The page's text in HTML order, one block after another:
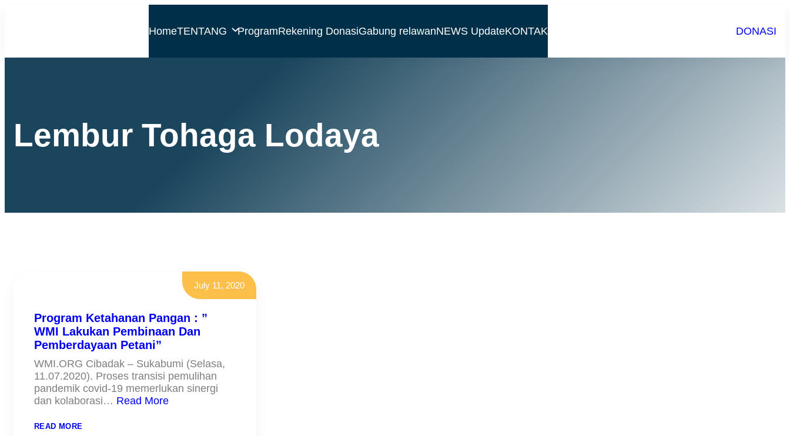
HomeTENTANG ProgramRekening DonasiGabung relawanNEWS UpdateKONTAK DONASI
Lembur Tohaga Lodaya
July 11, 2020
Program Ketahanan Pangan : ”
WMI Lakukan Pembinaan Dan
Pemberdayaan Petani”
WMI.ORG Cibadak – Sukabumi (Selasa,
11.07.2020). Proses transisi pemulihan
pandemik covid-19 memerlukan sinergi
dan kolaborasi… Read More
READ MORE